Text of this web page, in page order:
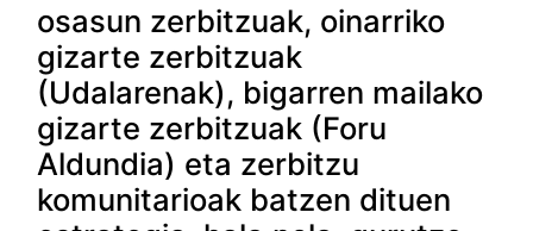
osasun zerbitzuak, oinarriko
gizarte zerbitzuak
(Udalarenak), bigarren mailako
gizarte zerbitzuak (Foru
Aldundia) eta zerbitzu
komunitarioak batzen dituen